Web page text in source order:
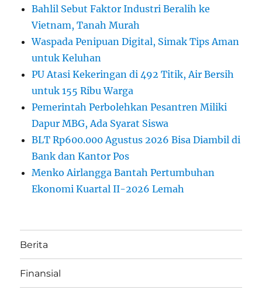
Bahlil Sebut Faktor Industri Beralih ke
Vietnam, Tanah Murah
Waspada Penipuan Digital, Simak Tips Aman
untuk Keluhan
PU Atasi Kekeringan di 492 Titik, Air Bersih
untuk 155 Ribu Warga
Pemerintah Perbolehkan Pesantren Miliki
Dapur MBG, Ada Syarat Siswa
BLT Rp600.000 Agustus 2026 Bisa Diambil di
Bank dan Kantor Pos
Menko Airlangga Bantah Pertumbuhan
Ekonomi Kuartal II-2026 Lemah
Berita
Finansial